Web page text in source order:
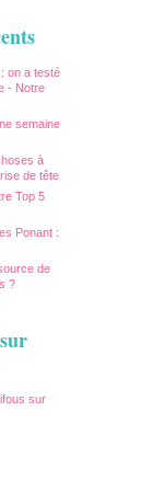
on a testé
- Notre
semaine
à
de tête
Top 5
Ponant :
de
?
sur